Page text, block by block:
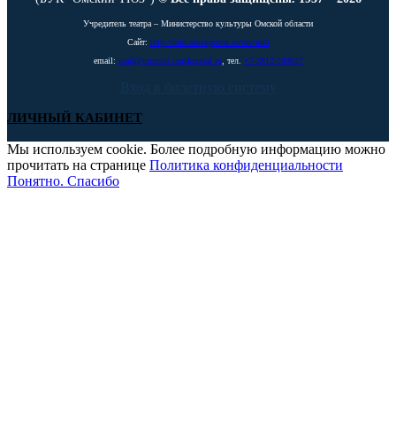
Учредитель театра – Министерство культуры Омской области
Сайт: http://mkt.omskportal.ru/oiv/mkt
email: mail@mincult.omskportal.ru, тел. +7-3812-200627
ЛИЧНЫЙ КАБИНЕТ
Мы используем cookie. Более подробную информацию можно
прочитать на странице Политика конфиденциальности
Понятно. Спасибо